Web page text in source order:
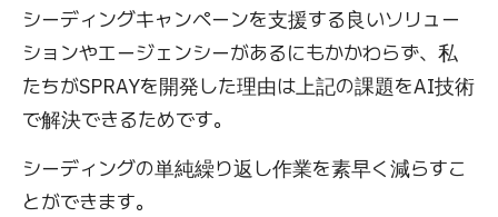
シーディングキャンペーンを支援する良いソリュー
ションやエージェンシーがあるにもかかわらず、私
たちがSPRAYを開発した理由は上記の課題をAI技術
で解決できるためです。
シーディングの単純繰り返し作業を素早く減らすこ
とができます。